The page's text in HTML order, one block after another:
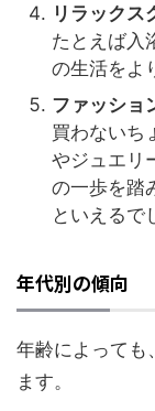
リラックス
たとえば入
の生活をよ
ファッショ
買わないち
やジュエリ
の一歩を踏
といえるで
年代別の傾向
年齢によっても
ます。